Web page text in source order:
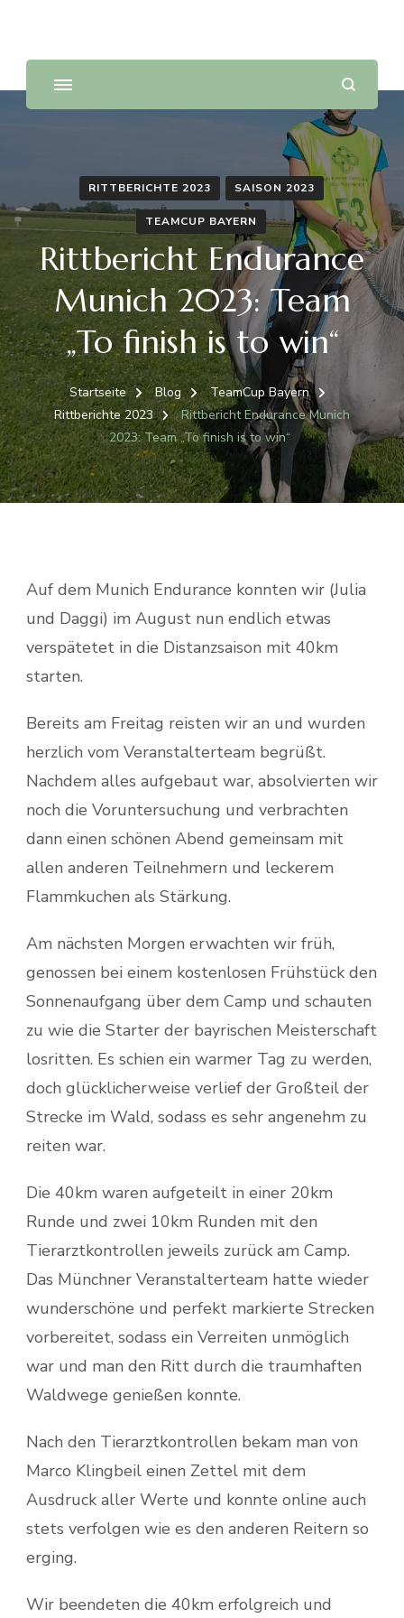
RITTBERICHTE 2023 SAISON 2023
TEAMCUP BAYERN
Rittbericht Endurance
Munich 2023: Team
„To finish is to win“
Startseite Blog
TeamCup Bayern
Rittberichte 2023
Rittbericht Endurance Munich
2023: Team „To finish is to win“
Auf dem Munich Endurance konnten wir (Julia
und Daggi) im August nun endlich etwas
verspätetet in die Distanzsaison mit 40km
starten.
Bereits am Freitag reisten wir an und wurden
herzlich vom Veranstalterteam begrüßt.
Nachdem alles aufgebaut war, absolvierten wir
noch die Voruntersuchung und verbrachten
dann einen schönen Abend gemeinsam mit
allen anderen Teilnehmern und leckerem
Flammkuchen als Stärkung.
Am nächsten Morgen erwachten wir früh,
genossen bei einem kostenlosen Frühstück den
Sonnenaufgang über dem Camp und schauten
zu wie die Starter der bayrischen Meisterschaft
losritten. Es schien ein warmer Tag zu werden,
doch glücklicherweise verlief der Großteil der
Strecke im Wald, sodass es sehr angenehm zu
reiten war.
Die 40km waren aufgeteilt in einer 20km
Runde und zwei 10km Runden mit den
Tierarztkontrollen jeweils zurück am Camp.
Das Münchner Veranstalterteam hatte wieder
wunderschöne und perfekt markierte Strecken
vorbereitet, sodass ein Verreiten unmöglich
war und man den Ritt durch die traumhaften
Waldwege genießen konnte.
Nach den Tierarztkontrollen bekam man von
Marco Klingbeil einen Zettel mit dem
Ausdruck aller Werte und konnte online auch
stets verfolgen wie es den anderen Reitern so
erging.
Wir beendeten die 40km erfolgreich und